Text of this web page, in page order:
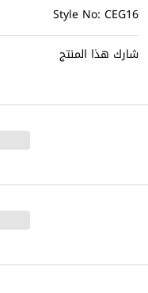
Style No: CEG16
شارك هذا المنتج